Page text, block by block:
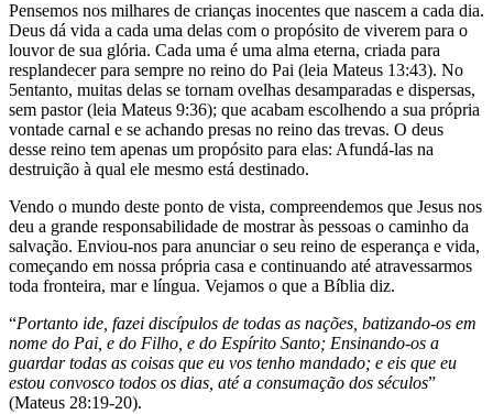
Pensemos nos milhares de crianças inocentes que nascem a cada dia.
Deus dá vida a cada uma delas com o propósito de viverem para o
louvor de sua glória. Cada uma é uma alma eterna, criada para
resplandecer para sempre no reino do Pai (leia Mateus 13:43). No
5entanto, muitas delas se tornam ovelhas desamparadas e dispersas,
sem pastor (leia Mateus 9:36); que acabam escolhendo a sua própria
vontade carnal e se achando presas no reino das trevas. O deus
desse reino tem apenas um propósito para elas: Afundá-las na
destruição à qual ele mesmo está destinado.
Vendo o mundo deste ponto de vista, compreendemos que Jesus nos
deu a grande responsabilidade de mostrar às pessoas o caminho da
salvação. Enviou-nos para anunciar o seu reino de esperança e vida,
começando em nossa própria casa e continuando até atravessarmos
toda fronteira, mar e língua. Vejamos o que a Bíblia diz.
“Portanto ide, fazei discípulos de todas as nações, batizando-os em
nome do Pai, e do Filho, e do Espírito Santo; Ensinando-os a
guardar todas as coisas que eu vos tenho mandado; e eis que eu
estou convosco todos os dias, até a consumação dos séculos”
(Mateus 28:19-20).